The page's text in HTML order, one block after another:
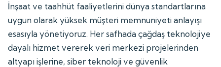
İnşaat ve taahhüt faaliyetlerini dünya standartlarına
uygun olarak yüksek müşteri memnuniyeti anlayışı
esasıyla yönetiyoruz. Her safhada çağdaş teknolojiye
dayalı hizmet vererek veri merkezi projelerinden
altyapı işlerine, siber teknoloji ve güvenlik